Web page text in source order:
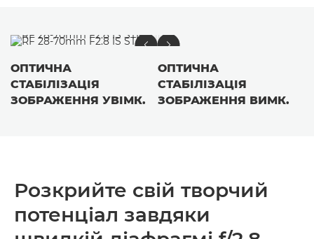
ОПТИЧНА
СТАБІЛІЗАЦІЯ
ЗОБРАЖЕННЯ УВІМК.
ОПТИЧНА
СТАБІЛІЗАЦІЯ
ЗОБРАЖЕННЯ ВИМК.
Розкрийте свій творчий
потенціал завдяки